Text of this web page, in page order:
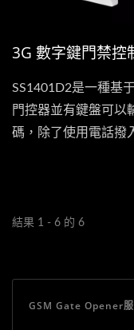
3G 數字鍵門禁控
SS1401D2是一種基
門控器並有鍵盤可以
碼，除了使用電話撥
結果 1 - 6 的 6
GSM Gate Opener